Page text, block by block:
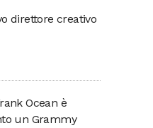
direttore creativo
Ocean è
un Grammy